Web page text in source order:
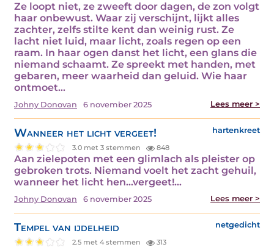
Ze loopt niet, ze zweeft door dagen, de zon volgt
haar onbewust. Waar zij verschijnt, lijkt alles
zachter, zelfs stilte kent dan weinig rust. Ze
lacht niet luid, maar licht, zoals regen op een
raam. In haar ogen danst het licht, een glans die
niemand schaamt. Ze spreekt met handen, met
gebaren, meer waarheid dan geluid. Wie haar
ontmoet…
Johny Donovan 6 november 2025 Lees meer >
Wanneer het licht vergeet! hartenkreet
3.0 met 3 stemmen 848
Aan zielepoten met een glimlach als pleister op
gebroken trots. Niemand voelt het zacht gehuil,
wanneer het licht hen...vergeet!…
Johny Donovan 6 november 2025 Lees meer >
Tempel van ijdelheid netgedicht
2.5 met 4 stemmen 313